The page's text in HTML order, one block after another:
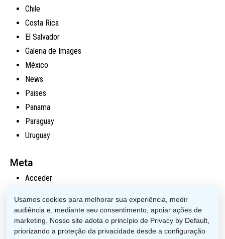
Chile
Costa Rica
El Salvador
Galeria de Images
México
News
Paises
Panama
Paraguay
Uruguay
Meta
Acceder
Feed de comentarios
WordPress.org
Usamos cookies para melhorar sua experiência, medir
audiência e, mediante seu consentimento, apoiar ações de
marketing. Nosso site adota o princípio de Privacy by Default,
priorizando a proteção da privacidade desde a configuração